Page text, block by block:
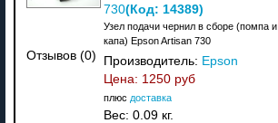
Отзывов (0)
730(Код: 14389)
Узел подачи чернил в сборе (помпа и
капа) Epson Artisan 730
Производитель: Epson
Цена: 1250 руб
плюс доставка
Вес: 0.09 кг.